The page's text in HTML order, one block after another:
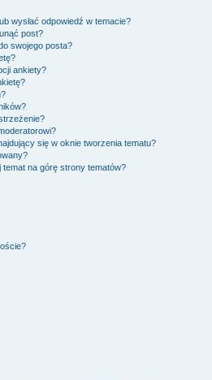
wysłać odpowiedź w temacie?
post?
swojego posta?
ankiety?
się w oknie tworzenia tematu?
na górę strony tematów?